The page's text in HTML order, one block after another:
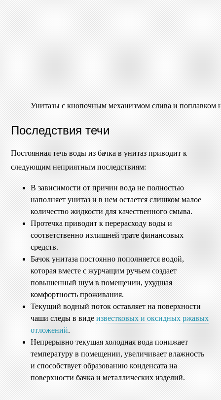
Унитазы с кнопочным механизмом слива и поплавком
Последствия течи
Постоянная течь воды из бачка в унитаз приводит к
следующим неприятным последствиям:
В зависимости от причин вода не полностью
наполняет унитаз и в нем остается слишком малое
количество жидкости для качественного смыва.
Протечка приводит к перерасходу воды и
соответственно излишней трате финансовых
средств.
Бачок унитаза постоянно пополняется водой,
которая вместе с журчащим ручьем создает
повышенный шум в помещении, ухудшая
комфортность проживания.
Текущий водный поток оставляет на поверхности
чаши следы в виде известковых и оксидных ржавых
отложений.
Непрерывно текущая холодная вода понижает
температуру в помещении, увеличивает влажность
и способствует образованию конденсата на
поверхности бачка и металлических изделий.